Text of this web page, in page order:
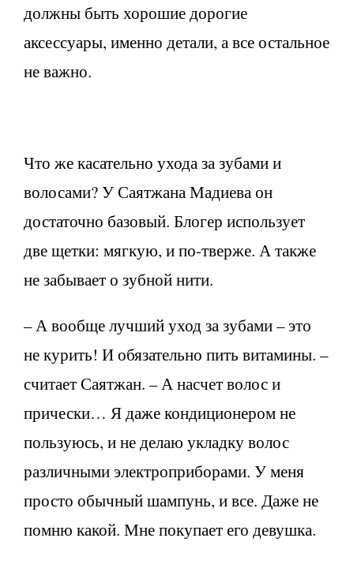
должны быть хорошие дорогие
аксессуары, именно детали, а все остальное
не важно.
Что же касательно ухода за зубами и
волосами? У Саятжана Мадиева он
достаточно базовый. Блогер использует
две щетки: мягкую, и по-тверже. А также
не забывает о зубной нити.
– А вообще лучший уход за зубами – это
не курить! И обязательно пить витамины. –
считает Саятжан. – А насчет волос и
прически… Я даже кондиционером не
пользуюсь, и не делаю укладку волос
различными электроприборами. У меня
просто обычный шампунь, и все. Даже не
помню какой. Мне покупает его девушка.